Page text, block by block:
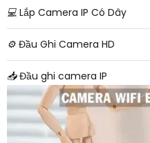
💻 Lắp Camera IP Có Dây
⚙️ Đầu Ghi Camera HD
📥Đầu ghi camera IP